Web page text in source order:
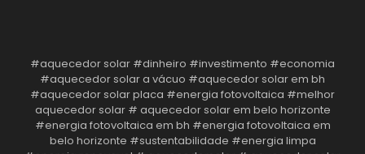
#aquecedor solar #dinheiro #investimento #economia
#aquecedor solar a vácuo #aquecedor solar em bh
#aquecedor solar placa #energia fotovoltaica #melhor
aquecedor solar # aquecedor solar em belo horizonte
#energia fotovoltaica em bh #energia fotovoltaica em
belo horizonte #sustentabilidade #energia limpa